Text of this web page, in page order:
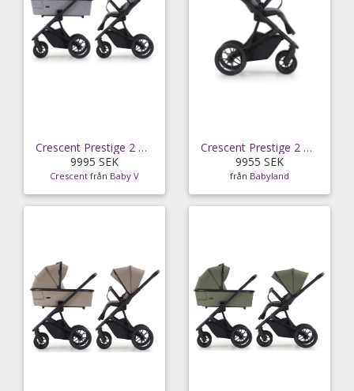
Crescent Prestige 2 Classic duovagn, grey
9995 SEK
Crescent från Baby V
Crescent Prestige 2 Duovagn (Classic Grey)
9955 SEK
från Babyland